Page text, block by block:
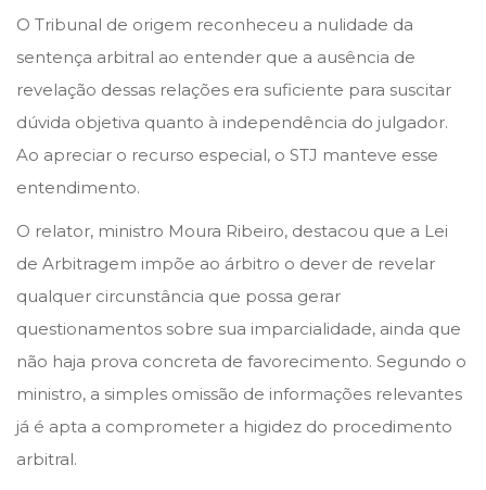
O Tribunal de origem reconheceu a nulidade da
sentença arbitral ao entender que a ausência de
revelação dessas relações era suficiente para suscitar
dúvida objetiva quanto à independência do julgador.
Ao apreciar o recurso especial, o STJ manteve esse
entendimento.
O relator, ministro Moura Ribeiro, destacou que a Lei
de Arbitragem impõe ao árbitro o dever de revelar
qualquer circunstância que possa gerar
questionamentos sobre sua imparcialidade, ainda que
não haja prova concreta de favorecimento. Segundo o
ministro, a simples omissão de informações relevantes
já é apta a comprometer a higidez do procedimento
arbitral.